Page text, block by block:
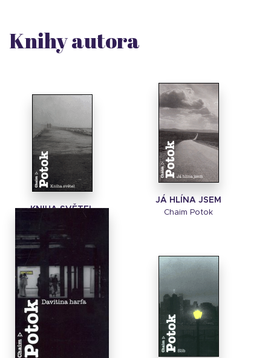
Knihy autora
KNIHA SVĚTEL
JÁ HLÍNA JSEM
Chaim Potok